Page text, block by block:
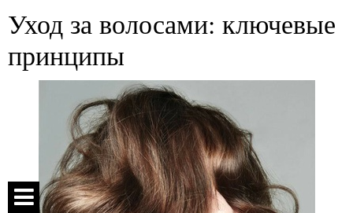
Уход за волосами: ключевые
принципы